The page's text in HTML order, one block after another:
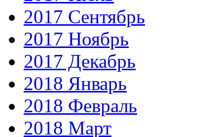
2017 Сентябрь
2017 Ноябрь
2017 Декабрь
2018 Январь
2018 Февраль
2018 Март